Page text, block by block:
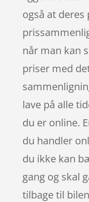
også at
når man kan
priser med
lave på alle
du er online.
du handler
du ikke kan
gang og skal
tilbage til